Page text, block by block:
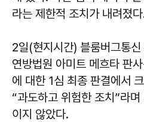
라는 제한적 조치가 내려졌
2일(현지시간) 블룸버그통
연방법원 아미트 메흐타 판
에 대한 1심 최종 판결에서
“과도하고 위험한 조치”라
이지 않았다.